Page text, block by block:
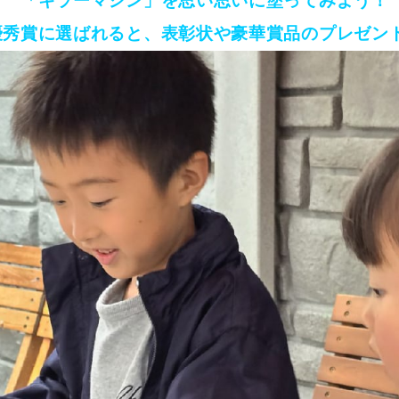
賞に選ばれると、表彰状や豪華賞品のプレゼン